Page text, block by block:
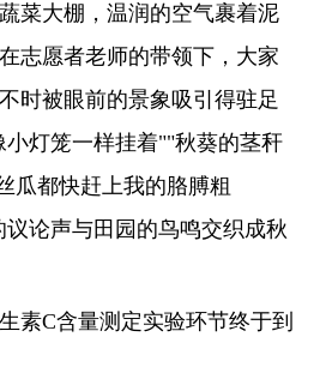
菜大棚，温润的空气裹着泥
志愿者老师的带领下，大家
时被眼前的景象吸引得驻足
灯笼一样挂着""秋葵的茎秆
瓜都快赶上我的胳膊粗
论声与田园的鸟鸣交织成秋
素C含量测定实验环节终于到